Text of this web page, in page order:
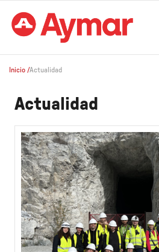
Inicio /Actualidad
Actualidad